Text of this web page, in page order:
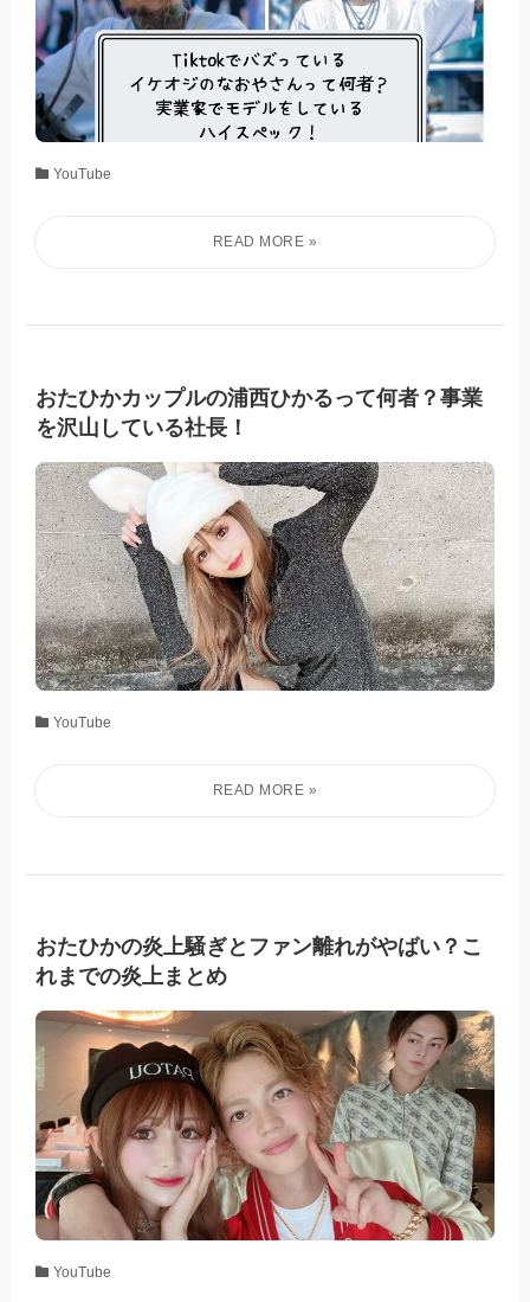
YouTube
おたひかカップルの浦西ひかるって何者？事業
を沢山している社長！
YouTube
おたひかの炎上騒ぎとファン離れがやばい？こ
れまでの炎上まとめ
YouTube